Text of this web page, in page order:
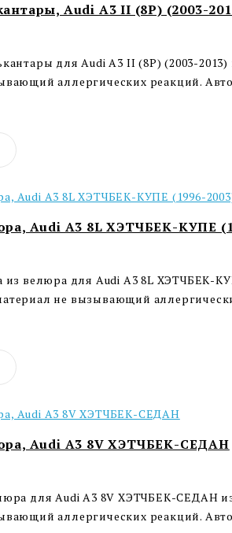
Audi A3 II (8P) (2003-
для Audi A3 II (8P) (2003-
аллергических реакций.
Audi A3 8L ХЭТЧБЕК-КУПЕ
из велюра для Audi A3 8L ХЭТЧБЕК-
не вызывающий
Audi A3 8V ХЭТЧБЕК-СЕДАН
для Audi A3 8V ХЭТЧБЕК-СЕДАН
аллергических реакций.